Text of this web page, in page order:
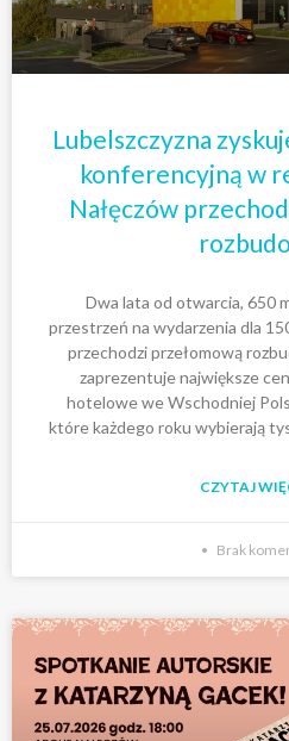
Lubelszczyzna
konferencyjną w
Nałęczów
Dwa lata od otwarcia, 650
przestrzeń na wydarzenia dla
przechodzi przełomową
zaprezentuje największe
hotelowe we Wschodniej
które każdego roku wybierają
CZYTAJ
Brak